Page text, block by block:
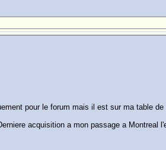
pour le forum mais il est sur ma table
acquisition a mon passage a Montreal